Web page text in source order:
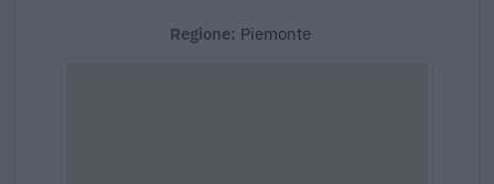
Regione: Piemonte